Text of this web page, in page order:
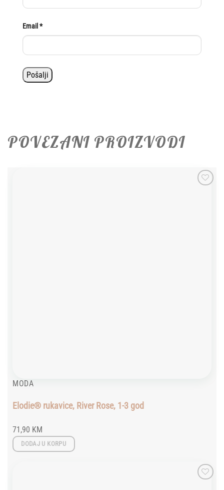
Email *
POVEZANI PROIZVODI
MODA
Elodie® rukavice, River Rose, 1-3 god
71,90 KM
DODAJ U KORPU